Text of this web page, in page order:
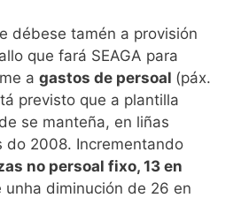
débese tamén a provisión
que fará SEAGA para
a gastos de persoal (páx.
previsto que a plantilla
se manteña, en liñas
do 2008. Incrementando
no persoal fixo, 13 en
unha diminución de 26 en